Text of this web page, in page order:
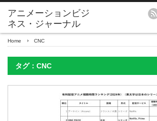
アニメーションビジ
ネス・ジャーナル
Home CNC
タグ：CNC